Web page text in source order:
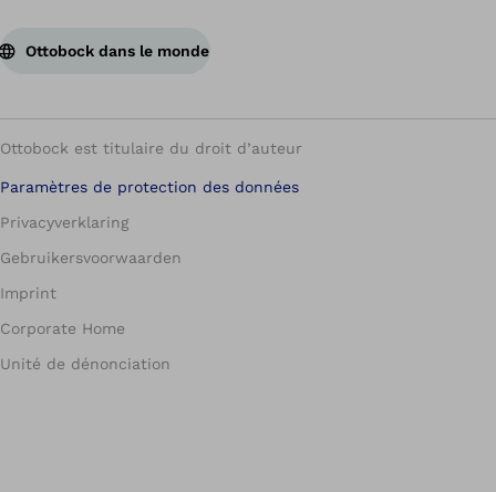
Ottobock dans le monde
Ottobock est titulaire du droit d’auteur
Paramètres de protection des données
Privacyverklaring
Gebruikersvoorwaarden
Imprint
Corporate Home
Unité de dénonciation